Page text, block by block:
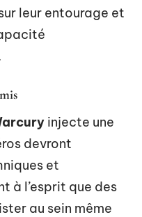
leur entourage et
injecte une
devront
et
à l’esprit que des
au sein même